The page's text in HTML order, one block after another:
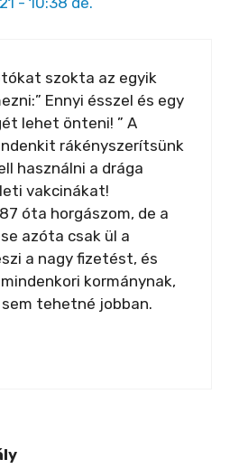
szokta az egyik
Ennyi ésszel és egy
lehet önteni! ” A
rákényszerítsünk
használni a drága
vakcinákat!
óta horgászom, de a
azóta csak ül a
a nagy fizetést, és
kormánynak,
tehetné jobban.